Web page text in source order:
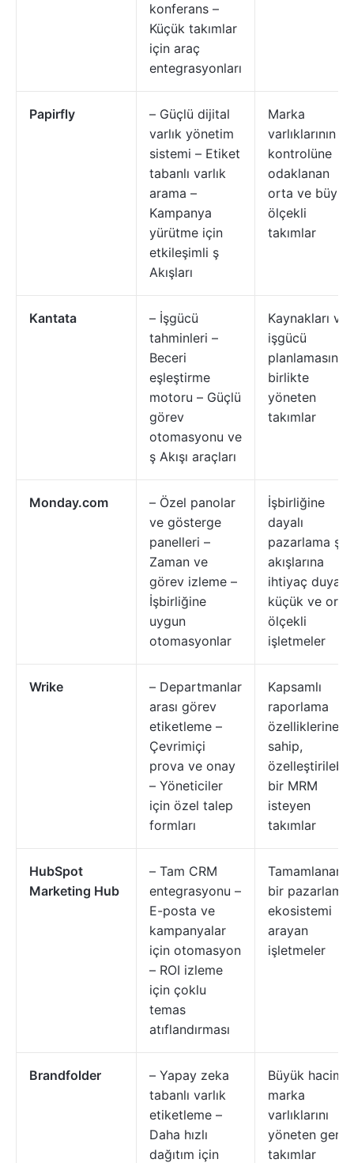
konferans –
Küçük takımlar
için araç
entegrasyonları
Papirfly
– Güçlü dijital
varlık yönetim
sistemi – Etiket
tabanlı varlık
arama –
Kampanya
yürütme için
etkileşimli ş
Akışları
Marka
varlıklarının
kontrolüne
odaklanan
orta ve büyük
ölçekli
takımlar
Kantata
– İşgücü
tahminleri –
Beceri
eşleştirme
motoru – Güçlü
görev
otomasyonu ve
ş Akışı araçları
Kaynakları ve
işgücü
planlamasını
birlikte
yöneten
takımlar
Monday.com
– Özel panolar
ve gösterge
panelleri –
Zaman ve
görev izleme –
İşbirliğine
uygun
otomasyonlar
İşbirliğine
dayalı
pazarlama ş
akışlarına
ihtiyaç duyan
küçük ve orta
ölçekli
işletmeler
Wrike
– Departmanlar
arası görev
etiketleme –
Çevrimiçi
prova ve onay
– Yöneticiler
için özel talep
formları
Kapsamlı
raporlama
özelliklerine
sahip,
bir MRM
isteyen
takımlar
HubSpot
Marketing Hub
– Tam CRM
entegrasyonu –
E-posta ve
kampanyalar
için otomasyon
– ROI izleme
için çoklu
temas
atıflandırması
Tamamlanan
bir pazarlama
ekosistemi
arayan
işletmeler
Brandfolder
– Yapay zeka
tabanlı varlık
etiketleme –
Daha hızlı
dağıtım için
Büyük hacimli
marka
varlıklarını
yöneten geniş
takımlar